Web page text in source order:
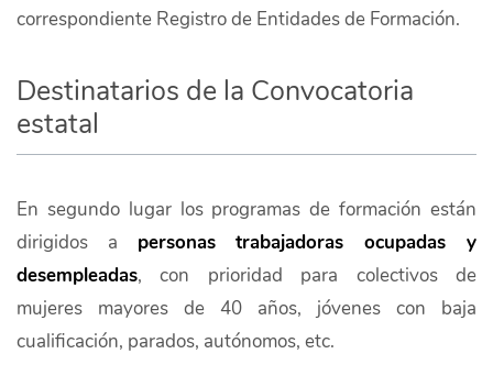
correspondiente Registro de Entidades de Formación.
Destinatarios de la Convocatoria
estatal
En segundo lugar los programas de formación están
dirigidos a personas trabajadoras ocupadas y
desempleadas, con prioridad para colectivos de
mujeres mayores de 40 años, jóvenes con baja
cualificación, parados, autónomos, etc.